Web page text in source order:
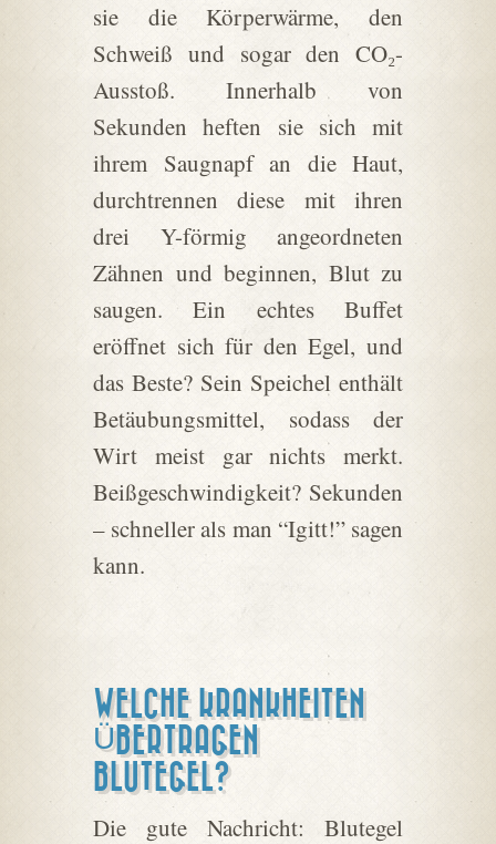
sie die Körperwärme, den
Schweiß und sogar den CO₂-
Ausstoß. Innerhalb von
Sekunden heften sie sich mit
ihrem Saugnapf an die Haut,
durchtrennen diese mit ihren
drei Y-förmig angeordneten
Zähnen und beginnen, Blut zu
saugen. Ein echtes Buffet
eröffnet sich für den Egel, und
das Beste? Sein Speichel enthält
Betäubungsmittel, sodass der
Wirt meist gar nichts merkt.
Beißgeschwindigkeit? Sekunden
– schneller als man “Igitt!” sagen
kann.
WELCHE KRANKHEITEN
ÜBERTRAGEN
BLUTEGEL?
Die gute Nachricht: Blutegel